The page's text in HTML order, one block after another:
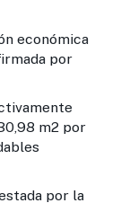
por
m2 por
por la